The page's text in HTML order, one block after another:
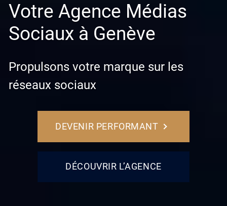
Votre Agence Médias
Sociaux à Genève
Propulsons votre marque sur les
réseaux sociaux
DÉCOUVRIR L’AGENCE
DEVENIR PERFORMANT